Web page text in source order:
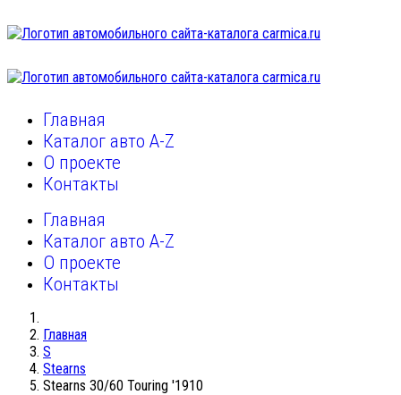
Главная
Каталог авто A-Z
О проекте
Контакты
Главная
Каталог авто A-Z
О проекте
Контакты
Главная
S
Stearns
Stearns 30/60 Touring '1910